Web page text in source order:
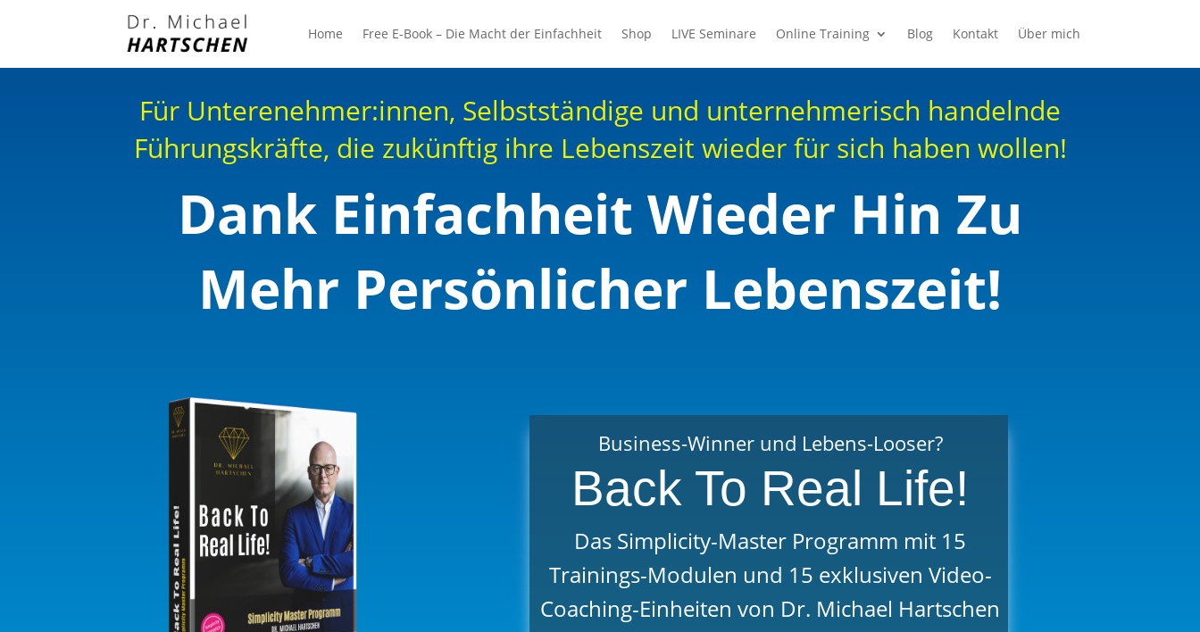
Home Free E-Book – Die Macht der Einfachheit Shop LIVE Seminare Online Training Blog Kontakt Über mich
Für Unterenehmer:innen, Selbstständige und unternehmerisch handelnde
Führungskräfte, die zukünftig ihre Lebenszeit wieder für sich haben wollen!
Dank Einfachheit Wieder Hin Zu
Mehr Persönlicher Lebenszeit!
Business-Winner und Lebens-Looser?
Back To Real Life!
Das Simplicity-Master Programm mit 15
Trainings-Modulen und 15 exklusiven Video-
Coaching-Einheiten von Dr. Michael Hartschen